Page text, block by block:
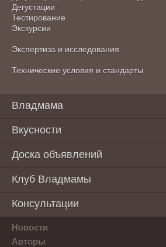
Дегустации
Тестирование
Экскурсии
Экспертиза и исследования
Технические условия и стандарты
Владмама
Вкусности
Доска объявлений
Клуб Владмамы
Консультации
Новости
Авторы